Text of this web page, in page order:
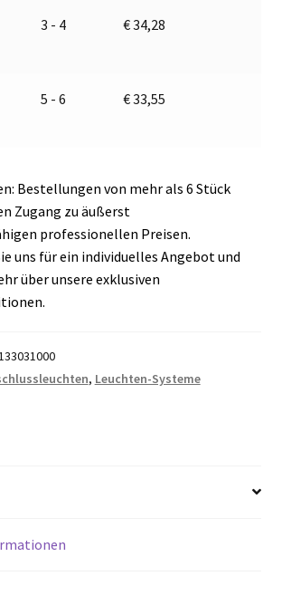
e
3 - 4 €34,28
5 - 6 €33,55
Bestellungen von mehr als 6 Stück
Zugang zu äußerst
professionellen Preisen.
uns für ein individuelles Angebot und
über unsere exklusiven
, Leuchten-Systeme